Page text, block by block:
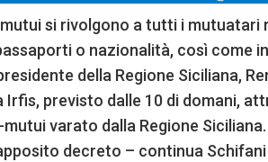
si rivolgono a tutti i mutuatari
o nazionalità, così come
della Regione Siciliana,
previsto dalle 10 di domani,
varato dalla Regione Siciliana.
decreto – continua